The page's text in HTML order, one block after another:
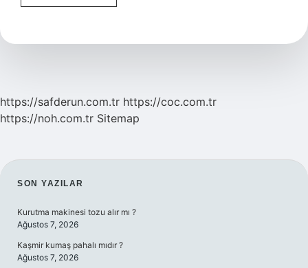
Birinci
Ne
https://safderun.com.tr https://coc.com.tr
https://noh.com.tr Sitemap
SIDEBAR
SON YAZILAR
Kurutma makinesi tozu alır mı ?
Ağustos 7, 2026
Kaşmir kumaş pahalı mıdır ?
Ağustos 7, 2026